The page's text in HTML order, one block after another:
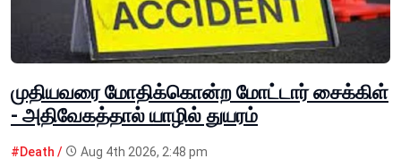
முதியவரை மோதிக்கொன்ற மோட்டார் சைக்கிள்
- அதிவேகத்தால் யாழில் துயரம்
#Death / Aug 4th 2026, 2:48 pm